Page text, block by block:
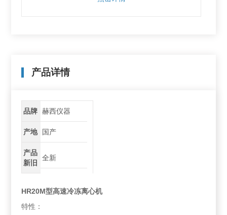
产品详情
品牌 赫西仪器
产地 国产
产品
新旧
全新
HR20M型高速冷冻离心机
特性：